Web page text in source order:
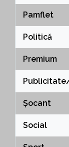
Pamflet
Politică
Premium
Șocant
Social